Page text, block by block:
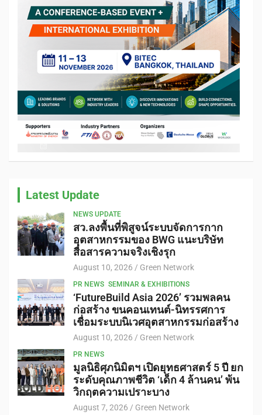
Latest Update
NEWS UPDATE
สว.ลงพื้นที่พิสูจน์ระบบจัดการกาก
อุตสาหกรรมของ BWG แนะบริษัท
สื่อสารความจริงเชิงรุก
August 10, 2026 Green Network
PR NEWS SEMINAR & EXHIBITIONS
‘FutureBuild Asia 2026’ รวมพลคน
ก่อสร้าง ขนคอนเทนต์-นิทรรศการ
เชื่อมระบบนิเวศอุตสาหกรรมก่อสร้าง
August 10, 2026 Green Network
PR NEWS
มูลนิธิศุภนิมิตฯ เปิดยุทธศาสตร์ 5 ปี ยก
ระดับคุณภาพชีวิต ‘เด็ก 4 ล้านคน’ พ้น
วิกฤตความเปราะบาง
August 7, 2026 Green Network